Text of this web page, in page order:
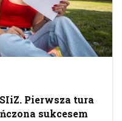
Pierwsza tura
sukcesem